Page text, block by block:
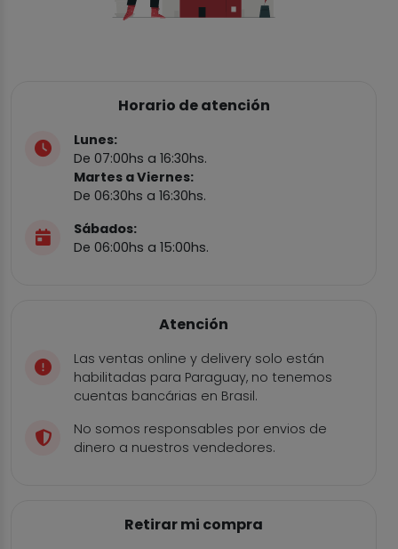
Horario de atención
Lunes:
De 07:00hs a 16:30hs.
Martes a Viernes:
De 06:30hs a 16:30hs.
Sábados:
De 06:00hs a 15:00hs.
Atención
Las ventas online y delivery solo están
habilitadas para Paraguay, no tenemos
cuentas bancárias en Brasil.
No somos responsables por envios de
dinero a nuestros vendedores.
Retirar mi compra